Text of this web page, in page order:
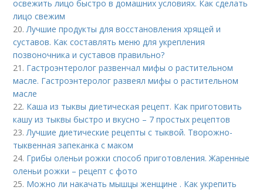
освежить лицо быстро в домашних условиях. Как сделать
лицо свежим
20.Лучшие продукты для восстановления хрящей и
суставов. Как составлять меню для укрепления
позвоночника и суставов правильно?
21. Гастроэнтеролог развенчал мифы о растительном
масле. Гастроэнтеролог развеял мифы о растительном
масле
22. Каша из тыквы диетическая рецепт. Как приготовить
кашу из тыквы быстро и вкусно – 7 простых рецептов
23.Лучшие диетические рецепты с тыквой. Творожно-
тыквенная запеканка с маком
24. Грибы оленьи рожки способ приготовления. Жаренные
оленьи рожки – рецепт с фото
25. Можно ли накачать мышцы женщине . Как укрепить